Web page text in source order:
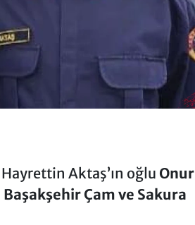
Aktaş’ın oğlu Onur
Başakşehir Çam ve Sakura